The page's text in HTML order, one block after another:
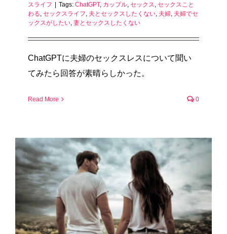
スライフ | Tags: ChatGPT, カップル セックス セックスこと
わる セックスライフ 夫とセックスしたくない 夫婦 夫婦でセ
ックスがしたい 妻とセックスしたくない
ChatGPTに夫婦のセックスレスについて聞い
てみたら回答が素晴らしかった。
Read More 0